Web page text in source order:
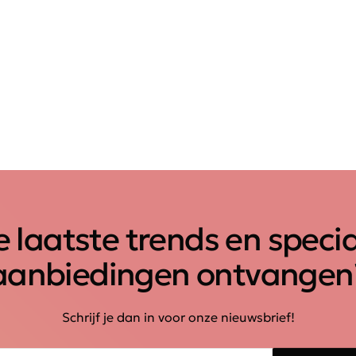
laatste trends en
Schrijf je dan in voor onze nieuwsbrief!